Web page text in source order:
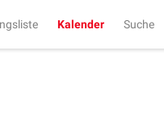
Kalender Suche